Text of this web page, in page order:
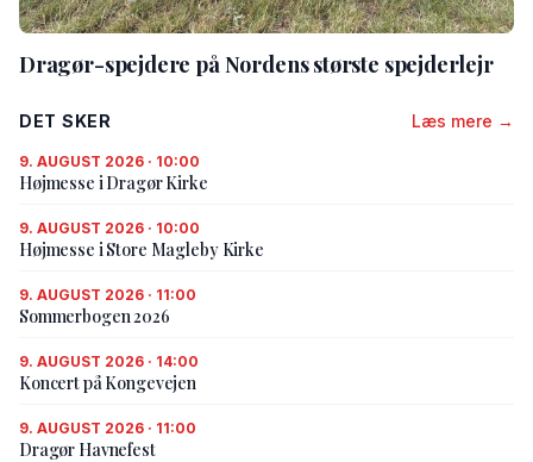
Dragør-spejdere på Nordens største spejderlejr
DET SKER Læs mere →
9. AUGUST 2026 · 10:00
Højmesse i Dragør Kirke
9. AUGUST 2026 · 10:00
Højmesse i Store Magleby Kirke
9. AUGUST 2026 · 11:00
Sommerbogen 2026
9. AUGUST 2026 · 14:00
Koncert på Kongevejen
9. AUGUST 2026 · 11:00
Dragør Havnefest